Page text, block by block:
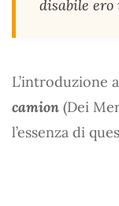
disabile ero
L’introduzione a
camion (Dei
l’essenza di